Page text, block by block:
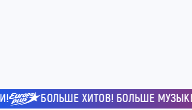
БОЛЬШЕ ХИТОВ! БОЛЬШЕ МУЗЫКИ!